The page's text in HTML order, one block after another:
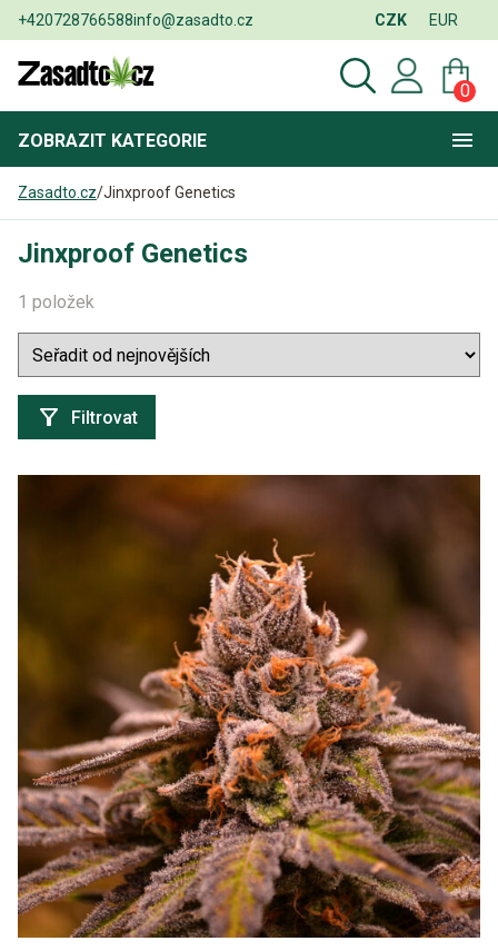
+420728766588info@zasadto.cz CZK EUR
0
ZOBRAZIT KATEGORIE
Zasadto.cz/Jinxproof Genetics
Jinxproof Genetics
1 položek
Filtrovat